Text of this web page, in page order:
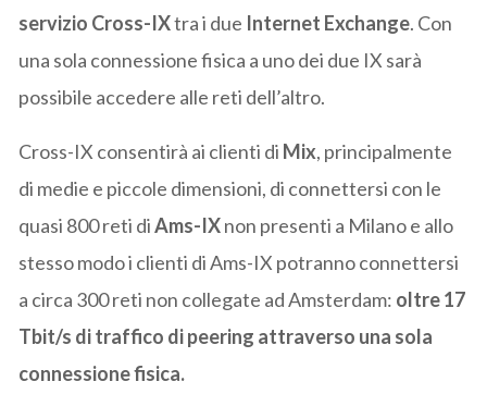
servizio Cross-IXtra i due Internet Exchange. Con
una sola connessione fisica a uno dei due IX sarà
possibile accedere alle reti dell’altro.
Cross-IX consentirà ai clienti di Mix, principalmente
di medie e piccole dimensioni, di connettersi con le
quasi 800 reti diAms-IXnon presenti a Milano e allo
stesso modo i clienti di Ams-IX potranno connettersi
a circa 300 reti non collegate ad Amsterdam: oltre 17
Tbit/s di traffico di peering attraverso una sola
connessione fisica.